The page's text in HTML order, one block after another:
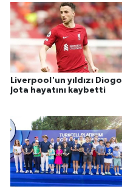
Liverpool'un yıldızı Diogo
Jota hayatını kaybetti